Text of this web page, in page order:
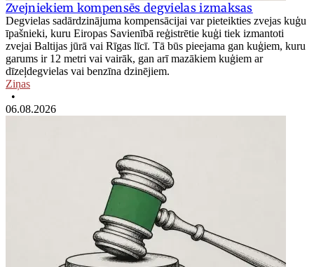
Zvejniekiem kompensēs degvielas izmaksas
Degvielas sadārdzinājuma kompensācijai var pieteikties zvejas kuģu
īpašnieki, kuru Eiropas Savienībā reģistrētie kuģi tiek izmantoti
zvejai Baltijas jūrā vai Rīgas līcī. Tā būs pieejama gan kuģiem, kuru
garums ir 12 metri vai vairāk, gan arī mazākiem kuģiem ar
dīzeļdegvielas vai benzīna dzinējiem.
Ziņas
•
06.08.2026